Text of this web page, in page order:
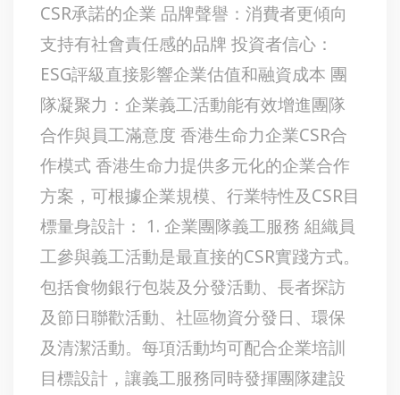
CSR承諾的企業 品牌聲譽：消費者更傾向
支持有社會責任感的品牌 投資者信心：
ESG評級直接影響企業估值和融資成本 團
隊凝聚力：企業義工活動能有效增進團隊
合作與員工滿意度 香港生命力企業CSR合
作模式 香港生命力提供多元化的企業合作
方案，可根據企業規模、行業特性及CSR目
標量身設計： 1. 企業團隊義工服務 組織員
工參與義工活動是最直接的CSR實踐方式。
包括食物銀行包裝及分發活動、長者探訪
及節日聯歡活動、社區物資分發日、環保
及清潔活動。每項活動均可配合企業培訓
目標設計，讓義工服務同時發揮團隊建設